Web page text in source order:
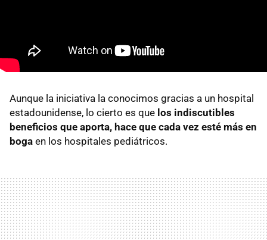
Aunque la iniciativa la conocimos gracias a un hospital
estadounidense, lo cierto es que los indiscutibles
beneficios que aporta, hace que cada vez esté más en
boga en los hospitales pediátricos.